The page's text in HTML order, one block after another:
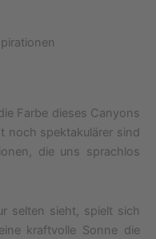
Farbe dieses Canyons
noch spektakulärer sind
die uns sprachlos
selten sieht, spielt sich
kraftvolle Sonne die